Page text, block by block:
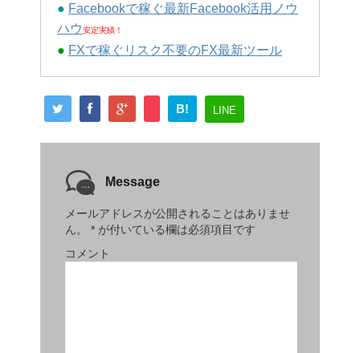
● Facebookで稼ぐ最新Facebook活用ノウ
ハウ安定実績！
● FXで稼ぐリスク不要のFX最新ツール
B! LINE
Message
メールアドレスが公開されることはありませ
ん。
* が付いている欄は必須項目です
コメント